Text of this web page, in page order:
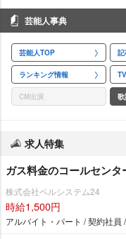
芸能人事典
芸能人TOP
ランキング情報
CM出演
求人特集
ガス料金のコールセン
株式会社ベルシステム24
時給1,500円
アルバイト・パート / 契約社員